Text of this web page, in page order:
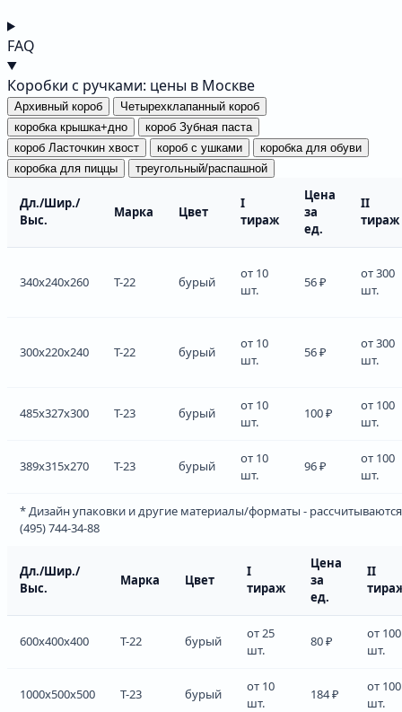
FAQ
Коробки с ручками: цены в Москве
Архивный короб
Четырехклапанный короб
коробка крышка+дно
короб Зубная паста
короб Ласточкин хвост
короб с ушками
коробка для обуви
коробка для пиццы
треугольный/распашной
Дл./Шир./
Выс.
Марка Цвет
I
тираж
Цена
за
ед.
II
тираж
340x240x260 Т-22 бурый
от 10
шт.
56 ₽
от 300
шт.
300x220x240 Т-22 бурый
от 10
шт.
56 ₽
от 300
шт.
485x327x300 Т-23 бурый
от 10
шт.
100 ₽
от 100
шт.
389x315x270 Т-23 бурый
от 10
шт.
96 ₽
от 100
шт.
* Дизайн упаковки и другие материалы/форматы -
(495) 744-34-88
Дл./Шир./
Выс.
Марка Цвет
I
тираж
Цена
за
ед.
II
600x400x400 Т-22 бурый
от 25
шт.
80 ₽
от 100
шт.
1000x500x500 Т-23 бурый
от 10
шт.
184 ₽
от 100
шт.